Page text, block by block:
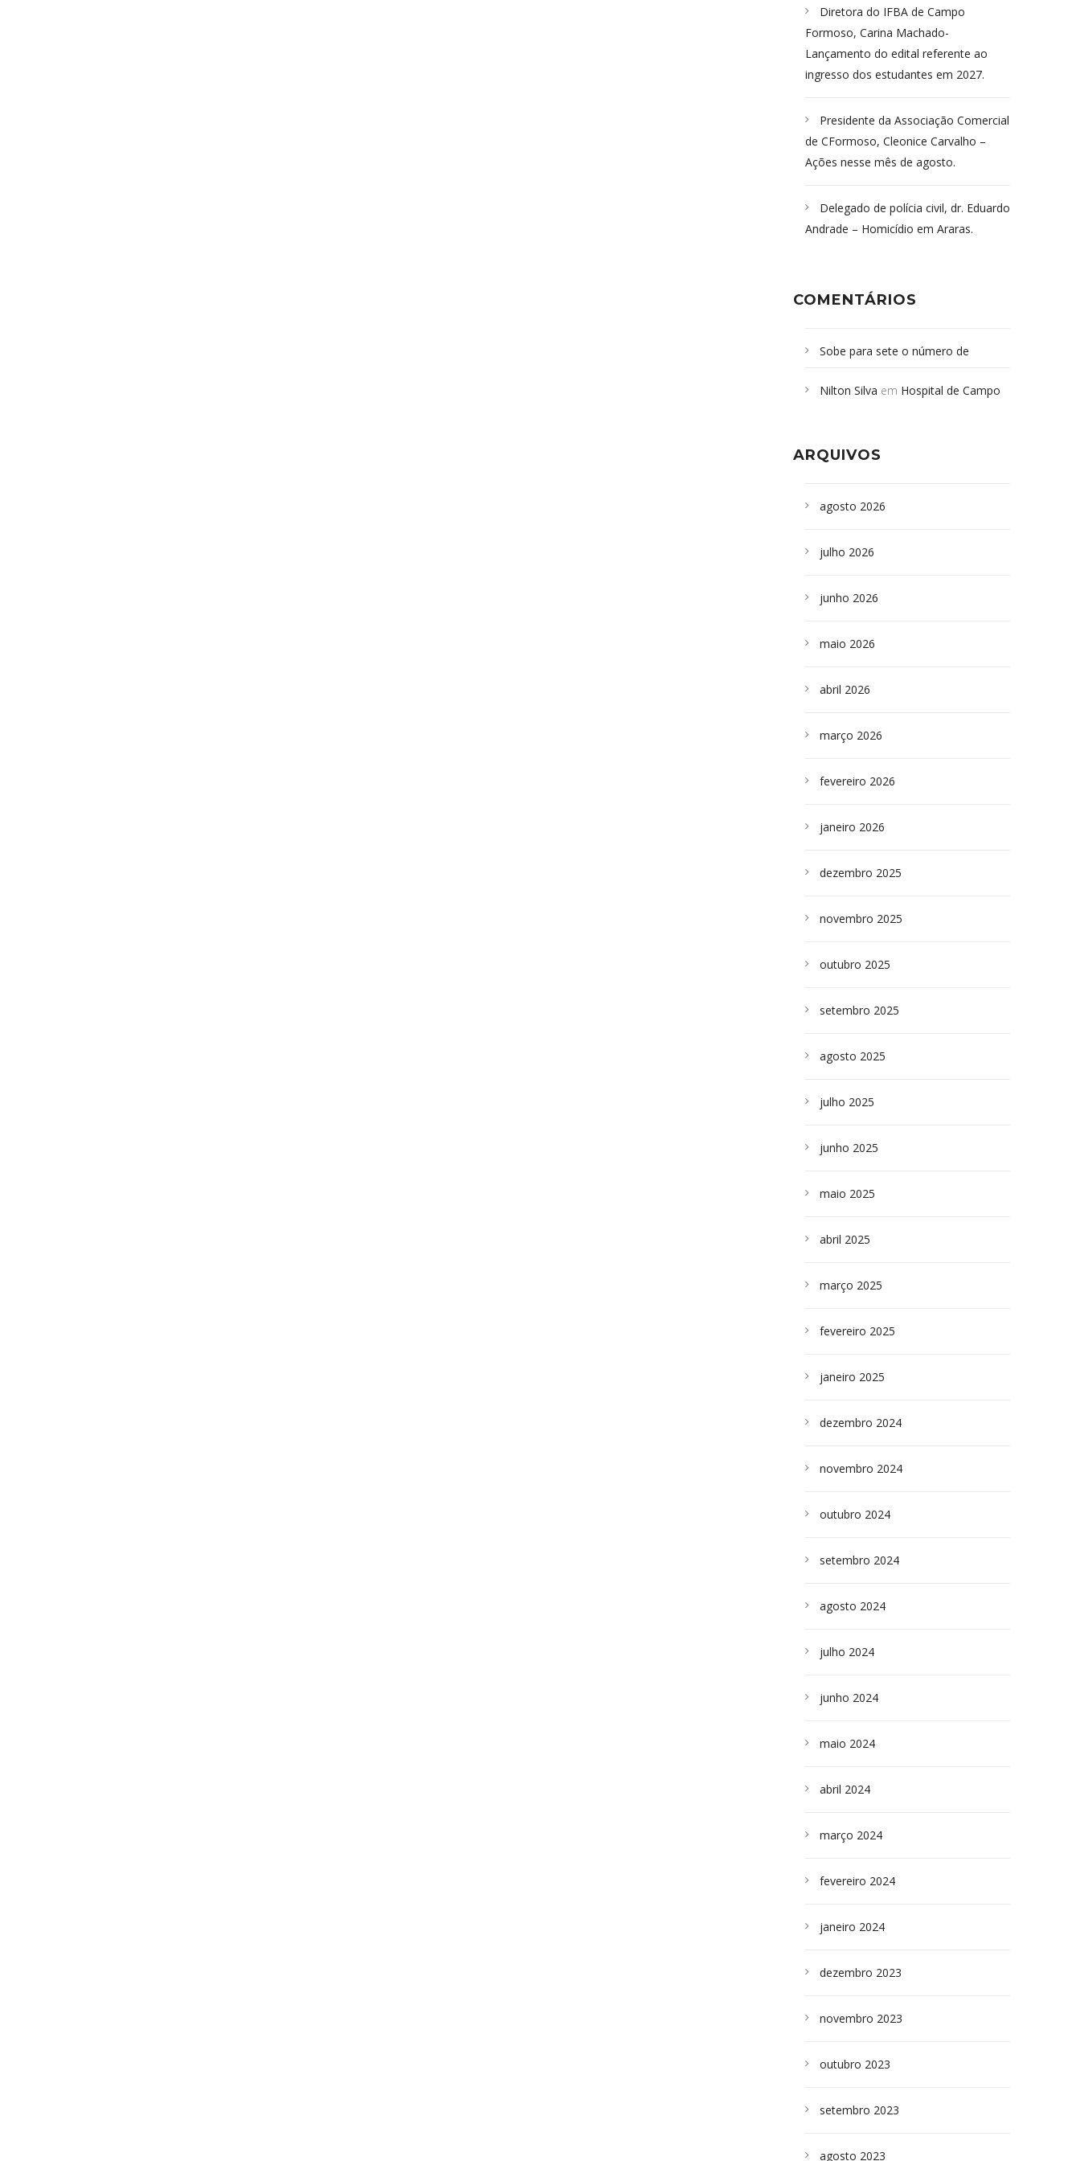
Diretora do IFBA de Campo
Formoso, Carina Machado-
Lançamento do edital referente ao
ingresso dos estudantes em 2027.
Presidente da Associação Comercial
de CFormoso, Cleonice Carvalho –
Ações nesse mês de agosto.
Delegado de polícia civil, dr. Eduardo
Andrade – Homicídio em Araras.
COMENTÁRIOS
Sobe para sete o número de
desabamento em São Paulo - Revista
sepultados em SP
Nilton Silva em Hospital de Campo
ARQUIVOS
agosto 2026
julho 2026
junho 2026
maio 2026
abril 2026
março 2026
fevereiro 2026
janeiro 2026
dezembro 2025
novembro 2025
outubro 2025
setembro 2025
agosto 2025
julho 2025
junho 2025
maio 2025
abril 2025
março 2025
fevereiro 2025
janeiro 2025
dezembro 2024
novembro 2024
outubro 2024
setembro 2024
agosto 2024
julho 2024
junho 2024
maio 2024
abril 2024
março 2024
fevereiro 2024
janeiro 2024
dezembro 2023
novembro 2023
outubro 2023
setembro 2023
agosto 2023